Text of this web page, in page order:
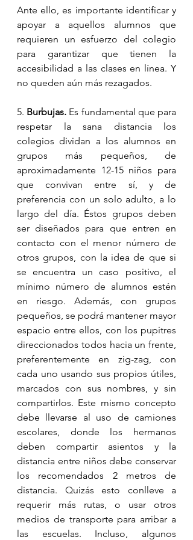
Ante ello, es importante identificar y
apoyar a aquellos alumnos que
requieren un esfuerzo del colegio
para garantizar que tienen la
accesibilidad a las clases en línea. Y
no queden aún más rezagados.
5. Burbujas. Es fundamental que para
respetar la sana distancia los
colegios dividan a los alumnos en
grupos más pequeños, de
aproximadamente 12-15 niños para
que convivan entre sí, y de
preferencia con un solo adulto, a lo
largo del día. Éstos grupos deben
ser diseñados para que entren en
contacto con el menor número de
otros grupos, con la idea de que si
se encuentra un caso positivo, el
mínimo número de alumnos estén
en riesgo. Además, con grupos
pequeños, se podrá mantener mayor
espacio entre ellos, con los pupitres
direccionados todos hacia un frente,
preferentemente en zig-zag, con
cada uno usando sus propios útiles,
marcados con sus nombres, y sin
compartirlos. Este mismo concepto
debe llevarse al uso de camiones
escolares, donde los hermanos
deben compartir asientos y la
distancia entre niños debe conservar
los recomendados 2 metros de
distancia. Quizás esto conlleve a
requerir más rutas, o usar otros
medios de transporte para arribar a
las escuelas. Incluso, algunos